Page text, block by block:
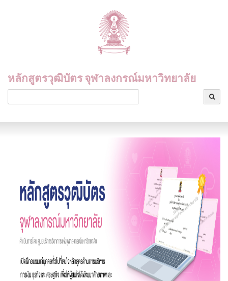
หลักสูตรวุฒิบัตร จุฬาลงกรณ์มหาวิทยาลัย